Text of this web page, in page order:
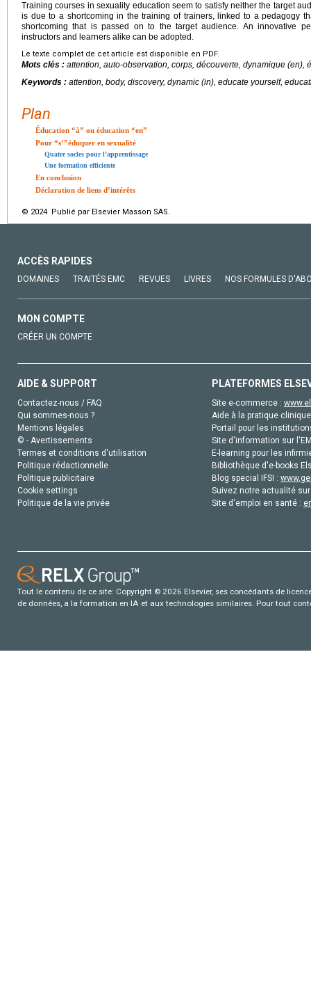
Training courses in sexuality education seem to satisfy neither the target
is due to a shortcoming in the training of trainers, linked to a pedagogy
shortcoming that is passed on to the target audience. An innovative
instructors and learners alike can be adopted.
Le texte complet de cet article est disponible en PDF.
Mots clés : attention, auto-observation, corps, découverte, dynamique (en),
Keywords : attention, body, discovery, dynamic (in), educate yourself,
Plan
Éducation “à” ou éducation “en”
Pour “s’”éduquer en sexualité
Quatre socles pour l’apprentissage
Une formation efficiente
En conclusion
Déclaration de liens d’intérêts
© 2024 Publié par Elsevier Masson SAS.
ACCÈS RAPIDES
DOMAINES TRAITÉS EMC REVUES LIVRES NOS FORMULES
MON COMPTE
CRÉER UN COMPTE
AIDE & SUPPORT
Contactez-nous / FAQ
Qui sommes-nous ?
Mentions légales
© - Avertissements
Termes et conditions d'utilisation
Politique rédactionnelle
Politique publicitaire
Cookie settings
Politique de la vie privée
PLATEFORMES
Site e-commerce :
Aide à la pratique
Portail pour les
Site d'information sur
E-learning pour les
Bibliothèque d'e-books
Blog special IFSI :
Suivez notre actualité
Site d'emploi en santé :
Tout le contenu de ce site: Copyright © 2026 Elsevier, ses concédants de
de données, a la formation en IA et aux technologies similaires. Pour tout